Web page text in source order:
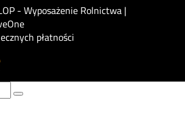
- Wyposażenie Rolnictwa |
płatności